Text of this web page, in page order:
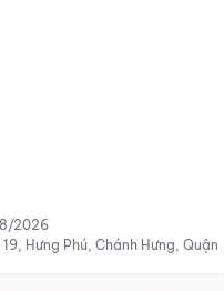
2026
19, Hưng Phú, Chánh Hưng, Quận 8